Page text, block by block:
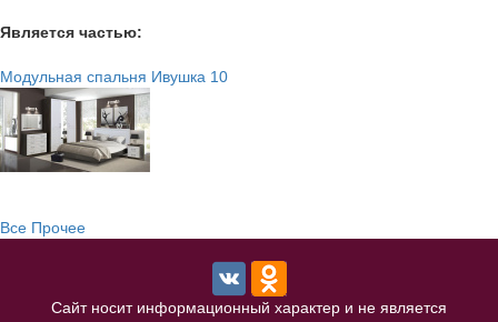
Является частью:
Модульная спальня Ивушка 10
Все Прочее
Сайт носит информационный характер и не является